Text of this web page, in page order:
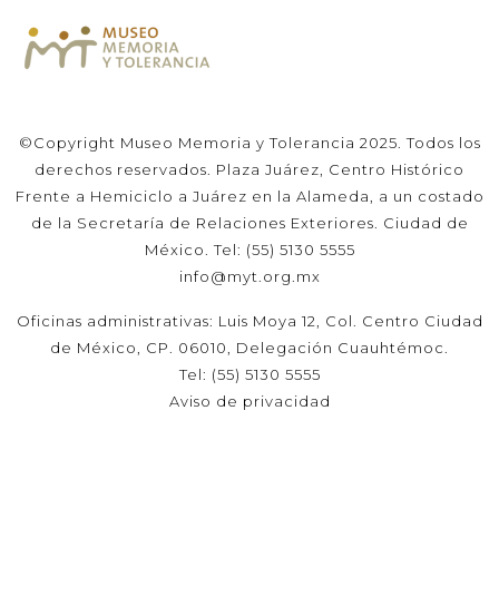
©Copyright Museo Memoria y Tolerancia 2025. Todos los
derechos reservados. Plaza Juárez, Centro Histórico
Frente a Hemiciclo a Juárez en la Alameda, a un costado
de la Secretaría de Relaciones Exteriores. Ciudad de
México. Tel: (55) 5130 5555
info@myt.org.mx
Oficinas administrativas: Luis Moya 12, Col. Centro Ciudad
de México, CP. 06010, Delegación Cuauhtémoc.
Tel: (55) 5130 5555
Aviso de privacidad